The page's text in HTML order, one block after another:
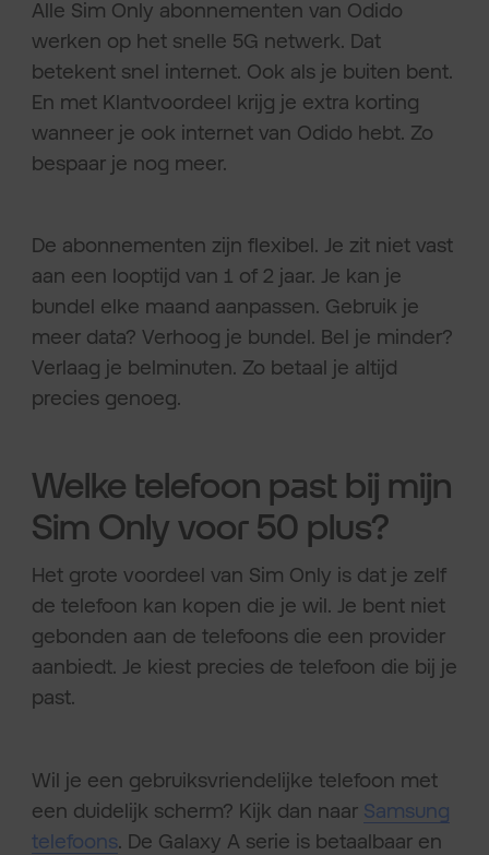
Alle Sim Only abonnementen van Odido
werken op het snelle 5G netwerk. Dat
betekent snel internet. Ook als je buiten bent.
En met Klantvoordeel krijg je extra korting
wanneer je ook internet van Odido hebt. Zo
bespaar je nog meer.
De abonnementen zijn flexibel. Je zit niet vast
aan een looptijd van 1 of 2 jaar. Je kan je
bundel elke maand aanpassen. Gebruik je
meer data? Verhoog je bundel. Bel je minder?
Verlaag je belminuten. Zo betaal je altijd
precies genoeg.
Welke telefoon past bij mijn
Sim Only voor 50 plus?
Het grote voordeel van Sim Only is dat je zelf
de telefoon kan kopen die je wil. Je bent niet
gebonden aan de telefoons die een provider
aanbiedt. Je kiest precies de telefoon die bij je
past.
Wil je een gebruiksvriendelijke telefoon met
een duidelijk scherm? Kijk dan naar Samsung
telefoons. De Galaxy A serie is betaalbaar en